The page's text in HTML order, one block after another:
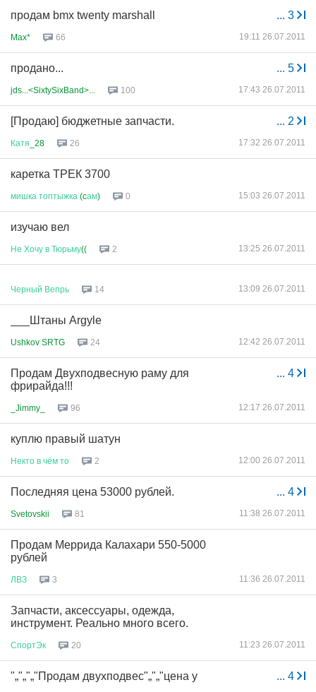
... 3
продам bmx twenty marshall
Max* 66 19:11 26.07.2011
... 5
продано...
jds...<SixtySixBand>... 100 17:43 26.07.2011
... 2
[Продаю] бюджетные запчасти.
Катя _28 26 17:32 26.07.2011
каретка ТРЕК 3700
мишка топтыжка (cам) 0 15:03 26.07.2011
изучаю вел
Не Хочу в Тюрьму(( 2 13:25 26.07.2011
Черный Вепрь 14 13:09 26.07.2011
___Штаны Argyle
Ushkov SRTG 24 12:42 26.07.2011
... 4
Продам Двухподвесную раму для
фрирайда!!!
_Jimmy_ 96 12:17 26.07.2011
куплю правый шатун
Некто в чём то 2 12:00 26.07.2011
... 4
Последняя цена 53000 рублей.
Svetovskii 81 11:38 26.07.2011
Продам Меррида Калахари 550-5000
рублей
ЛВЗ 3 11:36 26.07.2011
Запчасти, аксессуары, одежда,
инструмент. Реально много всего.
СпортЭк 20 11:23 26.07.2011
... 4
"„"„"„"Продам двухподвес"„"„"цена у